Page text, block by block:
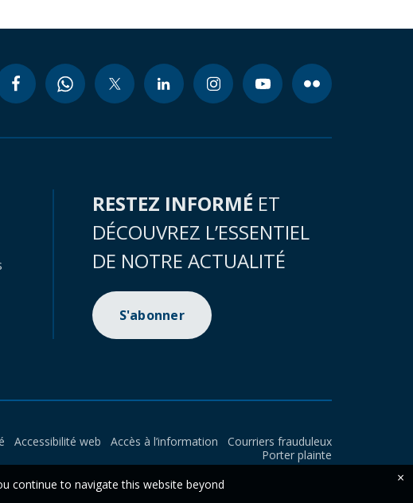
RESTEZ INFORMÉ ET
DÉCOUVREZ L’ESSENTIEL
DE NOTRE ACTUALITÉ
S'abonner
Accessibilité web Accès à l’information
Courriers frauduleux
Porter plainte
continue to navigate this website beyond
×